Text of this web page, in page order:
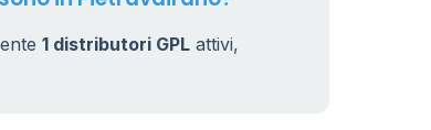
1 distributori GPL attivi,